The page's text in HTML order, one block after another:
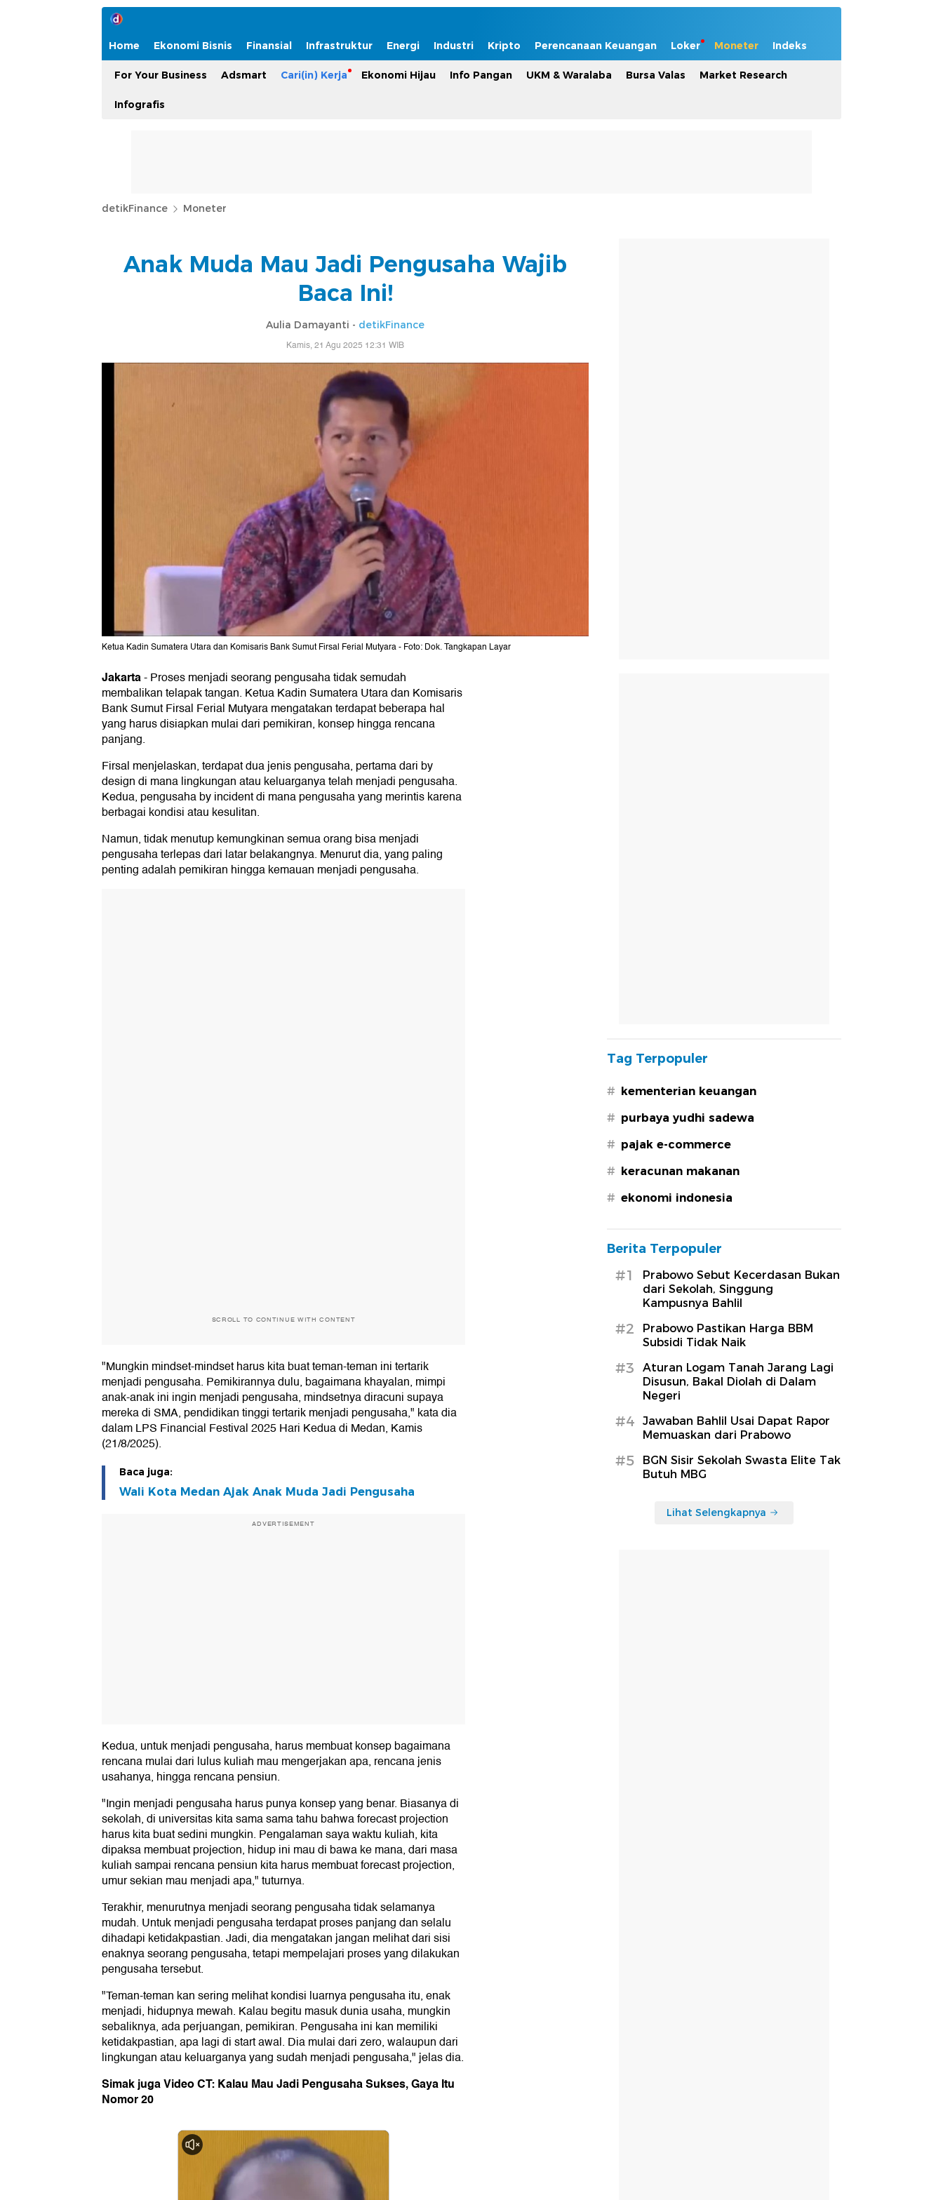
Home Ekonomi Bisnis Finansial Infrastruktur Energi Industri Kripto Perencanaan Keuangan Loker Moneter Indeks
For Your Business Adsmart Cari(in) Kerja Ekonomi Hijau Info Pangan UKM & Waralaba Bursa Valas Market Research
Infografis
detikFinance Moneter
Anak Muda Mau Jadi Pengusaha Wajib
Baca Ini!
Aulia Damayanti - detikFinance
Kamis, 21 Agu 2025 12:31 WIB
Ketua Kadin Sumatera Utara dan Komisaris Bank Sumut Firsal Ferial Mutyara - Foto: Dok. Tangkapan Layar
Jakarta-Proses menjadi seorang pengusaha tidak semudah
membalikan telapak tangan. Ketua Kadin Sumatera Utara dan Komisaris
Bank Sumut Firsal Ferial Mutyara mengatakan terdapat beberapa hal
yang harus disiapkan mulai dari pemikiran, konsep hingga rencana
panjang.
Firsal menjelaskan, terdapat dua jenis pengusaha, pertama dari by
design di mana lingkungan atau keluarganya telah menjadi pengusaha.
Kedua, pengusaha by incident di mana pengusaha yang merintis karena
berbagai kondisi atau kesulitan.
Namun, tidak menutup kemungkinan semua orang bisa menjadi
pengusaha terlepas dari latar belakangnya. Menurut dia, yang paling
penting adalah pemikiran hingga kemauan menjadi pengusaha.
SCROLL TO CONTINUE WITH CONTENT
"Mungkin mindset-mindset harus kita buat teman-teman ini tertarik
menjadi pengusaha. Pemikirannya dulu, bagaimana khayalan, mimpi
anak-anak ini ingin menjadi pengusaha, mindsetnya diracuni supaya
mereka di SMA, pendidikan tinggi tertarik menjadi pengusaha," kata dia
dalam LPS Financial Festival 2025 Hari Kedua di Medan, Kamis
(21/8/2025).
Baca juga:
Wali Kota Medan Ajak Anak Muda Jadi Pengusaha
ADVERTISEMENT
Kedua, untuk menjadi pengusaha, harus membuat konsep bagaimana
rencana mulai dari lulus kuliah mau mengerjakan apa, rencana jenis
usahanya, hingga rencana pensiun.
"Ingin menjadi pengusaha harus punya konsep yang benar. Biasanya di
sekolah, di universitas kita sama sama tahu bahwa forecast projection
harus kita buat sedini mungkin. Pengalaman saya waktu kuliah, kita
dipaksa membuat projection, hidup ini mau di bawa ke mana, dari masa
kuliah sampai rencana pensiun kita harus membuat forecast projection,
umur sekian mau menjadi apa," tuturnya.
Terakhir, menurutnya menjadi seorang pengusaha tidak selamanya
mudah. Untuk menjadi pengusaha terdapat proses panjang dan selalu
dihadapi ketidakpastian. Jadi, dia mengatakan jangan melihat dari sisi
enaknya seorang pengusaha, tetapi mempelajari proses yang dilakukan
pengusaha tersebut.
"Teman-teman kan sering melihat kondisi luarnya pengusaha itu, enak
menjadi, hidupnya mewah. Kalau begitu masuk dunia usaha, mungkin
sebaliknya, ada perjuangan, pemikiran. Pengusaha ini kan memiliki
ketidakpastian, apa lagi di start awal. Dia mulai dari zero, walaupun dari
lingkungan atau keluarganya yang sudah menjadi pengusaha," jelas dia.
Simak juga Video CT: Kalau Mau Jadi Pengusaha Sukses, Gaya Itu
Nomor 20
Tag Terpopuler
# kementerian keuangan
# purbaya yudhi sadewa
# pajak e-commerce
# keracunan makanan
# ekonomi indonesia
Berita Terpopuler
#1
Prabowo Sebut Kecerdasan Bukan
dari Sekolah, Singgung
Kampusnya Bahlil
#2
Prabowo Pastikan Harga BBM
Subsidi Tidak Naik
#3
Aturan Logam Tanah Jarang Lagi
Disusun, Bakal Diolah di Dalam
Negeri
#4
Jawaban Bahlil Usai Dapat Rapor
Memuaskan dari Prabowo
#5
BGN Sisir Sekolah Swasta Elite Tak
Butuh MBG
Lihat Selengkapnya